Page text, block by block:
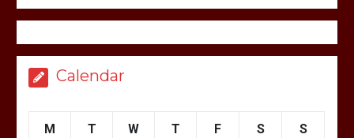
Calendar
M T W T F S S